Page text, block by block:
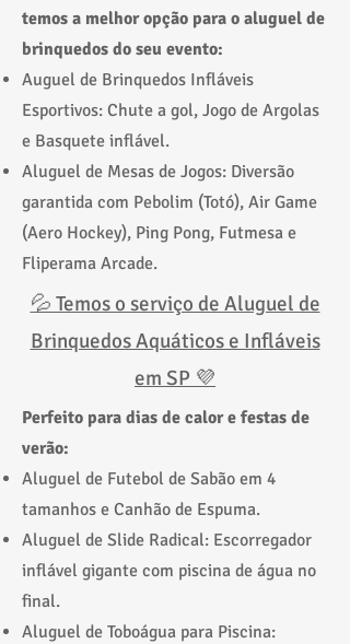
temos a melhor opção para o aluguel de
brinquedos do seu evento:
Auguel de Brinquedos Infláveis
Esportivos: Chute a gol, Jogo de Argolas
e Basquete inflável.
Aluguel de Mesas de Jogos: Diversão
garantida com Pebolim (Totó), Air Game
(Aero Hockey), Ping Pong, Futmesa e
Fliperama Arcade.
💦 Temos o serviço de Aluguel de
Brinquedos Aquáticos e Infláveis
em SP 💜
Perfeito para dias de calor e festas de
verão:
Aluguel de Futebol de Sabão em 4
tamanhos e Canhão de Espuma.
Aluguel de Slide Radical: Escorregador
inflável gigante com piscina de água no
final.
Aluguel de Toboágua para Piscina: